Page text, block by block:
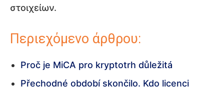
στοιχείων.
Περιεχόμενο άρθρου:
Proč je MiCA pro kryptotrh důležitá
Přechodné období skončilo. Kdo licenci